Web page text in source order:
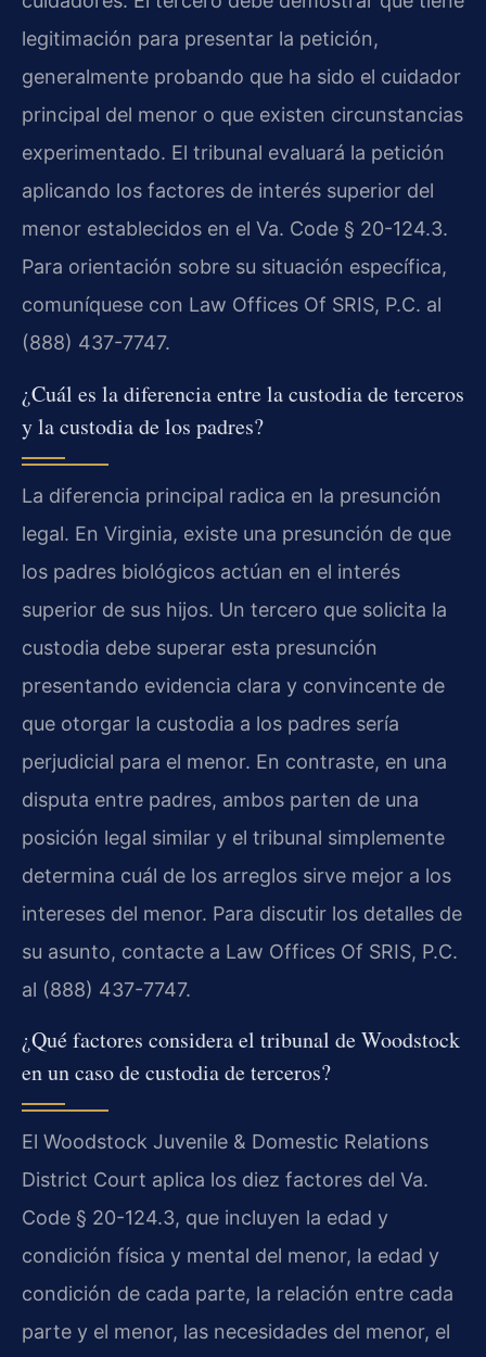
legitimación para presentar la petición,
generalmente probando que ha sido el cuidador
principal del menor o que existen circunstancias
experimentado. El tribunal evaluará la petición
aplicando los factores de interés superior del
menor establecidos en el Va. Code § 20-124.3.
Para orientación sobre su situación específica,
comuníquese con Law Offices Of SRIS, P.C. al
(888) 437-7747.
¿Cuál es la diferencia entre la custodia de terceros
y la custodia de los padres?
La diferencia principal radica en la presunción
legal. En Virginia, existe una presunción de que
los padres biológicos actúan en el interés
superior de sus hijos. Un tercero que solicita la
custodia debe superar esta presunción
presentando evidencia clara y convincente de
que otorgar la custodia a los padres sería
perjudicial para el menor. En contraste, en una
disputa entre padres, ambos parten de una
posición legal similar y el tribunal simplemente
determina cuál de los arreglos sirve mejor a los
intereses del menor. Para discutir los detalles de
su asunto, contacte a Law Offices Of SRIS, P.C.
al (888) 437-7747.
¿Qué factores considera el tribunal de Woodstock
en un caso de custodia de terceros?
El Woodstock Juvenile & Domestic Relations
District Court aplica los diez factores del Va.
Code § 20-124.3, que incluyen la edad y
condición física y mental del menor, la edad y
condición de cada parte, la relación entre cada
parte y el menor, las necesidades del menor, el